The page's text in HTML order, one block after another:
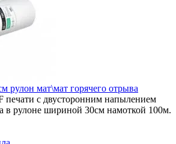
рулон мат\мат горячего отрыва
печати с двусторонним напылением
в рулоне шириной 30см намоткой 100м.